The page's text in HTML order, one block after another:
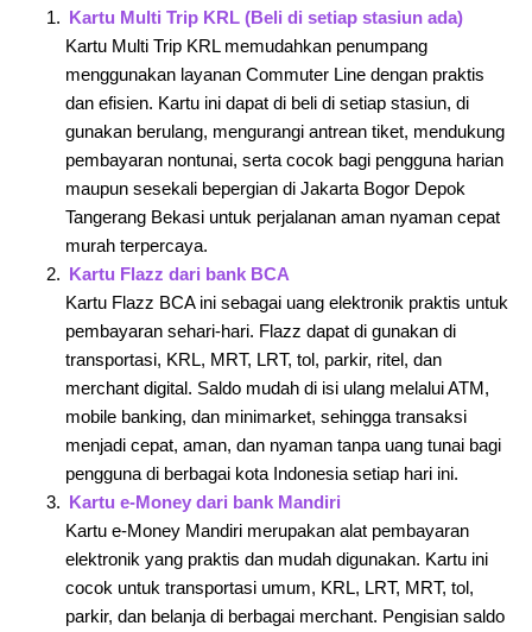
Kartu Multi Trip KRL (Beli di setiap stasiun ada)
Kartu Multi Trip KRL memudahkan penumpang
menggunakan layanan Commuter Line dengan praktis
dan efisien. Kartu ini dapat di beli di setiap stasiun, di
gunakan berulang, mengurangi antrean tiket, mendukung
pembayaran nontunai, serta cocok bagi pengguna harian
maupun sesekali bepergian di Jakarta Bogor Depok
Tangerang Bekasi untuk perjalanan aman nyaman cepat
murah terpercaya.
Kartu Flazz dari bank BCA
Kartu Flazz BCA ini sebagai uang elektronik praktis untuk
pembayaran sehari-hari. Flazz dapat di gunakan di
transportasi, KRL, MRT, LRT, tol, parkir, ritel, dan
merchant digital. Saldo mudah di isi ulang melalui ATM,
mobile banking, dan minimarket, sehingga transaksi
menjadi cepat, aman, dan nyaman tanpa uang tunai bagi
pengguna di berbagai kota Indonesia setiap hari ini.
Kartu e-Money dari bank Mandiri
Kartu e-Money Mandiri merupakan alat pembayaran
elektronik yang praktis dan mudah digunakan. Kartu ini
cocok untuk transportasi umum, KRL, LRT, MRT, tol,
parkir, dan belanja di berbagai merchant. Pengisian saldo